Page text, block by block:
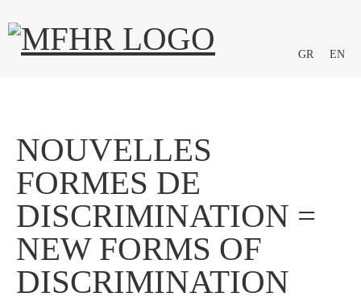
GR EN
NOUVELLES
FORMES DE
DISCRIMINATION =
NEW FORMS OF
DISCRIMINATION